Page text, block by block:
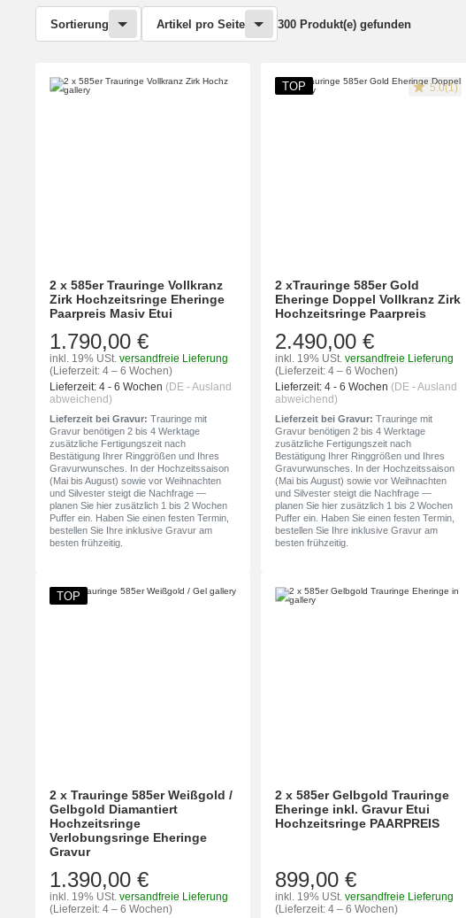
Sortierung Artikel pro Seite 300 Produkt(e) gefunden
2 x 585er Trauringe Vollkranz
Zirk Hochzeitsringe Eheringe
Paarpreis Masiv Etui
1.790,00 €
inkl. 19% USt. versandfreie Lieferung
(Lieferzeit: 4 – 6 Wochen)
Lieferzeit: 4 - 6 Wochen (DE - Ausland
abweichend)
Lieferzeit bei Gravur: Trauringe mit
Gravur benötigen 2 bis 4 Werktage
zusätzliche Fertigungszeit nach
Bestätigung Ihrer Ringgrößen und Ihres
Gravurwunsches. In der Hochzeitssaison
(Mai bis August) sowie vor Weihnachten
und Silvester steigt die Nachfrage —
planen Sie hier zusätzlich 1 bis 2 Wochen
Puffer ein. Haben Sie einen festen Termin,
bestellen Sie Ihre inklusive Gravur am
besten frühzeitig.
TOP 5.0(1)
2 xTrauringe 585er Gold
Eheringe Doppel Vollkranz Zirk
Hochzeitsringe Paarpreis
2.490,00 €
inkl. 19% USt. versandfreie Lieferung
(Lieferzeit: 4 – 6 Wochen)
Lieferzeit: 4 - 6 Wochen (DE - Ausland
abweichend)
Lieferzeit bei Gravur: Trauringe mit
Gravur benötigen 2 bis 4 Werktage
zusätzliche Fertigungszeit nach
Bestätigung Ihrer Ringgrößen und Ihres
Gravurwunsches. In der Hochzeitssaison
(Mai bis August) sowie vor Weihnachten
und Silvester steigt die Nachfrage —
planen Sie hier zusätzlich 1 bis 2 Wochen
Puffer ein. Haben Sie einen festen Termin,
bestellen Sie Ihre inklusive Gravur am
besten frühzeitig.
TOP
2 x Trauringe 585er Weißgold /
Gelbgold Diamantiert
Hochzeitsringe
Verlobungsringe Eheringe
Gravur
1.390,00 €
inkl. 19% USt. versandfreie Lieferung
(Lieferzeit: 4 – 6 Wochen)
2 x 585er Gelbgold Trauringe
Eheringe inkl. Gravur Etui
Hochzeitsringe PAARPREIS
899,00 €
inkl. 19% USt. versandfreie Lieferung
(Lieferzeit: 4 – 6 Wochen)